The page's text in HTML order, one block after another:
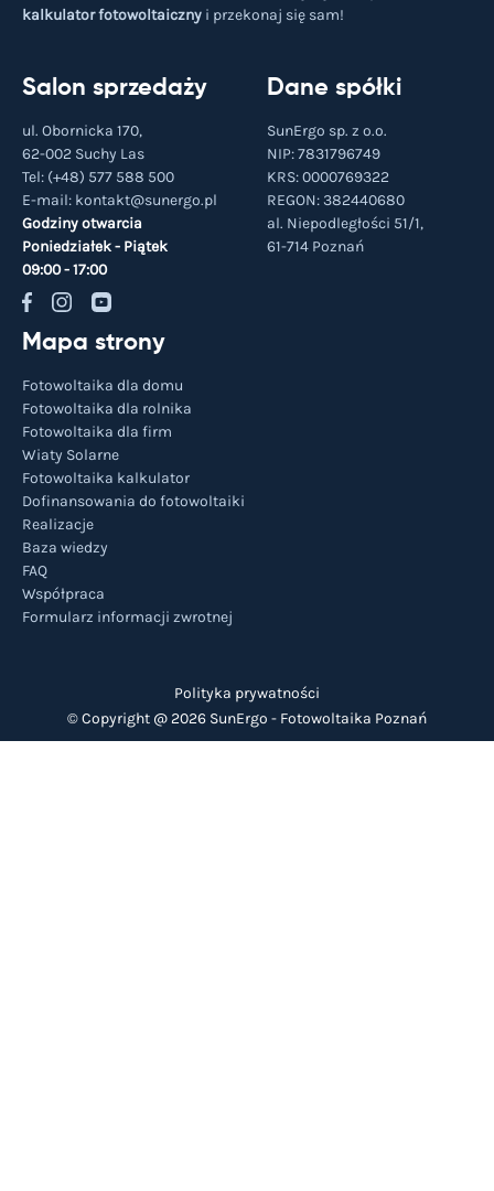
kalkulator fotowoltaiczny i przekonaj się sam!
Salon sprzedaży
ul. Obornicka 170,
62-002 Suchy Las
Tel: (+48) 577 588 500
E-mail: kontakt@sunergo.pl
Godziny otwarcia
Poniedziałek - Piątek
09:00 - 17:00
Dane spółki
SunErgo sp. z o.o.
NIP: 7831796749
KRS: 0000769322
REGON: 382440680
al. Niepodległości 51/1,
61-714 Poznań
Mapa strony
Fotowoltaika dla domu
Fotowoltaika dla rolnika
Fotowoltaika dla firm
Wiaty Solarne
Fotowoltaika kalkulator
Dofinansowania do fotowoltaiki
Realizacje
Baza wiedzy
FAQ
Współpraca
Formularz informacji zwrotnej
Polityka prywatności
© Copyright @ 2026 SunErgo - Fotowoltaika Poznań